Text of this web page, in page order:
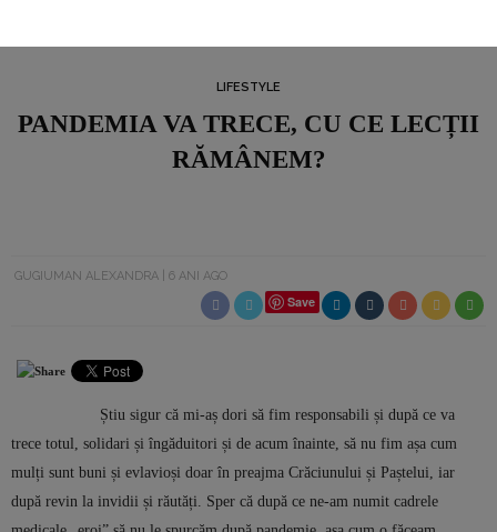
LIFESTYLE
PANDEMIA VA TRECE, CU CE LECȚII
RĂMÂNEM?
GUGIUMAN ALEXANDRA 6 ANI AGO
Save
Știu sigur că mi-aș dori să fim responsabili și după ce va
trece totul, solidari și îngăduitori și de acum înainte, să nu fim așa cum
mulți sunt buni și evlavioși doar în preajma Crăciunului și Paștelui, iar
după revin la invidii și răutăți. Sper că după ce ne-am numit cadrele